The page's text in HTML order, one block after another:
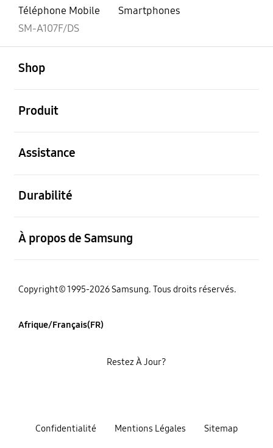
Téléphone Mobile
Smartphones
SM-A107F/DS
Shop
Produit
Assistance
Durabilité
À propos de Samsung
Copyright© 1995-2026 Samsung. Tous droits réservés.
Afrique/Français(FR)
Confidentialité Mentions Légales Sitemap
Restez À Jour?